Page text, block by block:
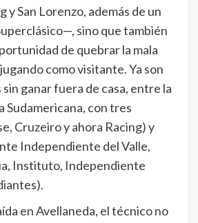
y San Lorenzo, además de un
sino que también
de quebrar la mala
como visitante. Ya son
ganar fuera de casa, entre la
Sudamericana, con tres
Cruzeiro y ahora Racing) y
Independiente del Valle,
Instituto, Independiente
en Avellaneda, el técnico no